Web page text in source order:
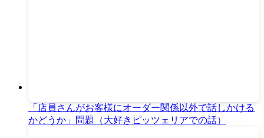
「店員さんがお客様にオーダー関係以外で話しかける
かどうか」問題（大好きピッツェリアでの話）